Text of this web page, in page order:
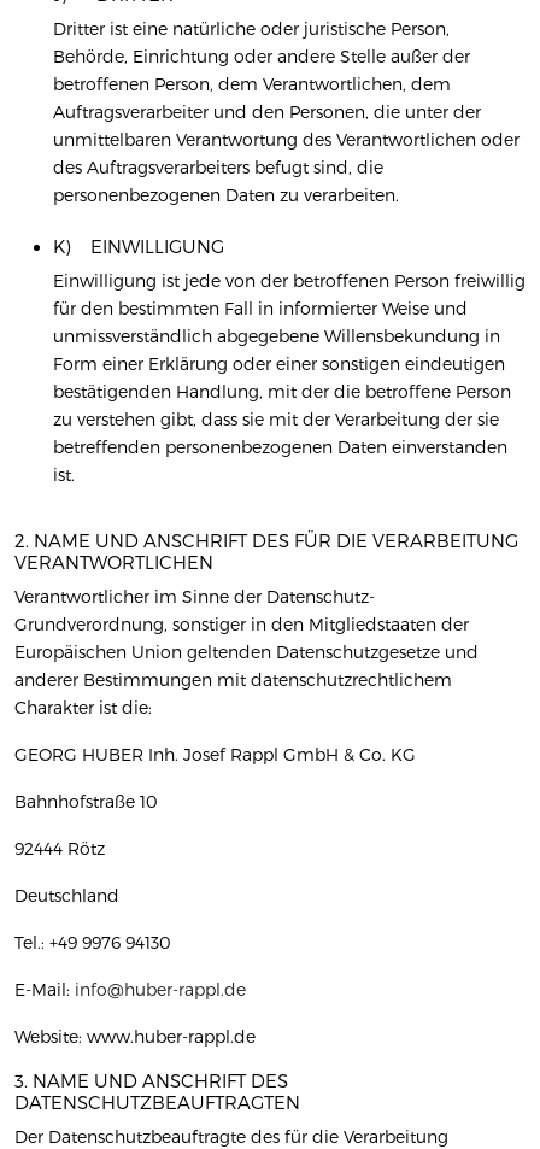
Dritter ist eine natürliche oder juristische Person,
Behörde, Einrichtung oder andere Stelle außer der
betroffenen Person, dem Verantwortlichen, dem
Auftragsverarbeiter und den Personen, die unter der
unmittelbaren Verantwortung des Verantwortlichen oder
des Auftragsverarbeiters befugt sind, die
personenbezogenen Daten zu verarbeiten.
K) EINWILLIGUNG
Einwilligung ist jede von der betroffenen Person freiwillig
für den bestimmten Fall in informierter Weise und
unmissverständlich abgegebene Willensbekundung in
Form einer Erklärung oder einer sonstigen eindeutigen
bestätigenden Handlung, mit der die betroffene Person
zu verstehen gibt, dass sie mit der Verarbeitung der sie
betreffenden personenbezogenen Daten einverstanden
ist.
2. NAME UND ANSCHRIFT DES FÜR DIE VERARBEITUNG
VERANTWORTLICHEN
Verantwortlicher im Sinne der Datenschutz-
Grundverordnung, sonstiger in den Mitgliedstaaten der
Europäischen Union geltenden Datenschutzgesetze und
anderer Bestimmungen mit datenschutzrechtlichem
Charakter ist die:
GEORG HUBER Inh. Josef Rappl GmbH & Co. KG
Bahnhofstraße 10
92444 Rötz
Deutschland
Tel.: +49 9976 94130
E-Mail: info@huber-rappl.de
Website: www.huber-rappl.de
3. NAME UND ANSCHRIFT DES
DATENSCHUTZBEAUFTRAGTEN
Der Datenschutzbeauftragte des für die Verarbeitung